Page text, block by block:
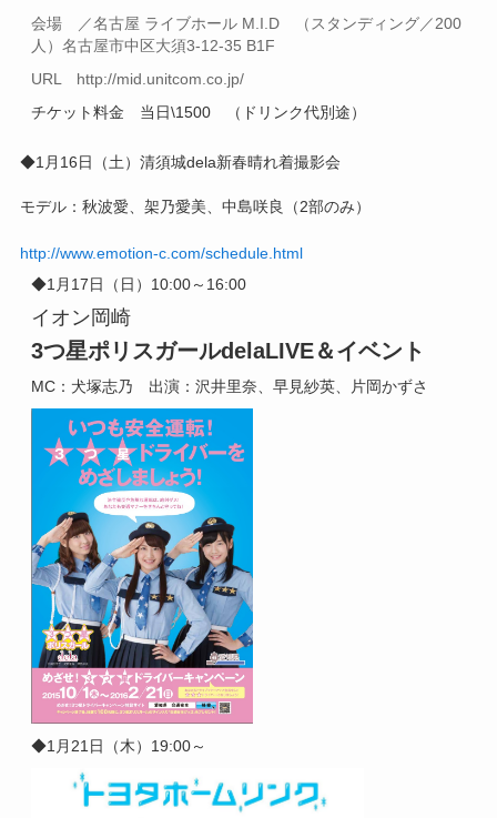
会場 ／名古屋 ライブホール M.I.D （スタンディング／200
人） 名古屋市中区大須3-12-35 B1F
URL http://mid.unitcom.co.jp/
チケット料金 当日\1500 （ドリンク代別途）
◆1月16日（土） 清須城dela新春晴れ着撮影会
モデル：秋波愛、架乃愛美、中島咲良（2部のみ）
http://www.emotion-c.com/schedule.html
◆1月17日（日）10:00～16:00
イオン岡崎
3つ星ポリスガールdelaLIVE＆イベント
MC：犬塚志乃 出演：沢井里奈、早見紗英、片岡かずさ
◆1月21日（木） 19:00～